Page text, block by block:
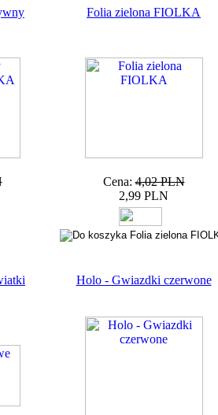
Folia zielona FIOLKA
Cena: 4,02 PLN
2,99 PLN
Holo - Gwiazdki czerwone